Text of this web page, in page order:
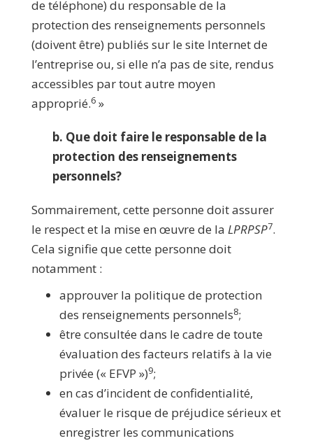
de téléphone) du responsable de la
protection des renseignements personnels
(doivent être) publiés sur le site Internet de
l’entreprise ou, si elle n’a pas de site, rendus
accessibles par tout autre moyen
approprié.6 »
b. Que doit faire le responsable de la
protection des renseignements
personnels?
Sommairement, cette personne doit assurer
le respect et la mise en œuvre de la LPRPSP7.
Cela signifie que cette personne doit
notamment :
approuver la politique de protection
des renseignements personnels8;
être consultée dans le cadre de toute
évaluation des facteurs relatifs à la vie
privée (« EFVP »)9;
en cas d’incident de confidentialité,
évaluer le risque de préjudice sérieux et
enregistrer les communications